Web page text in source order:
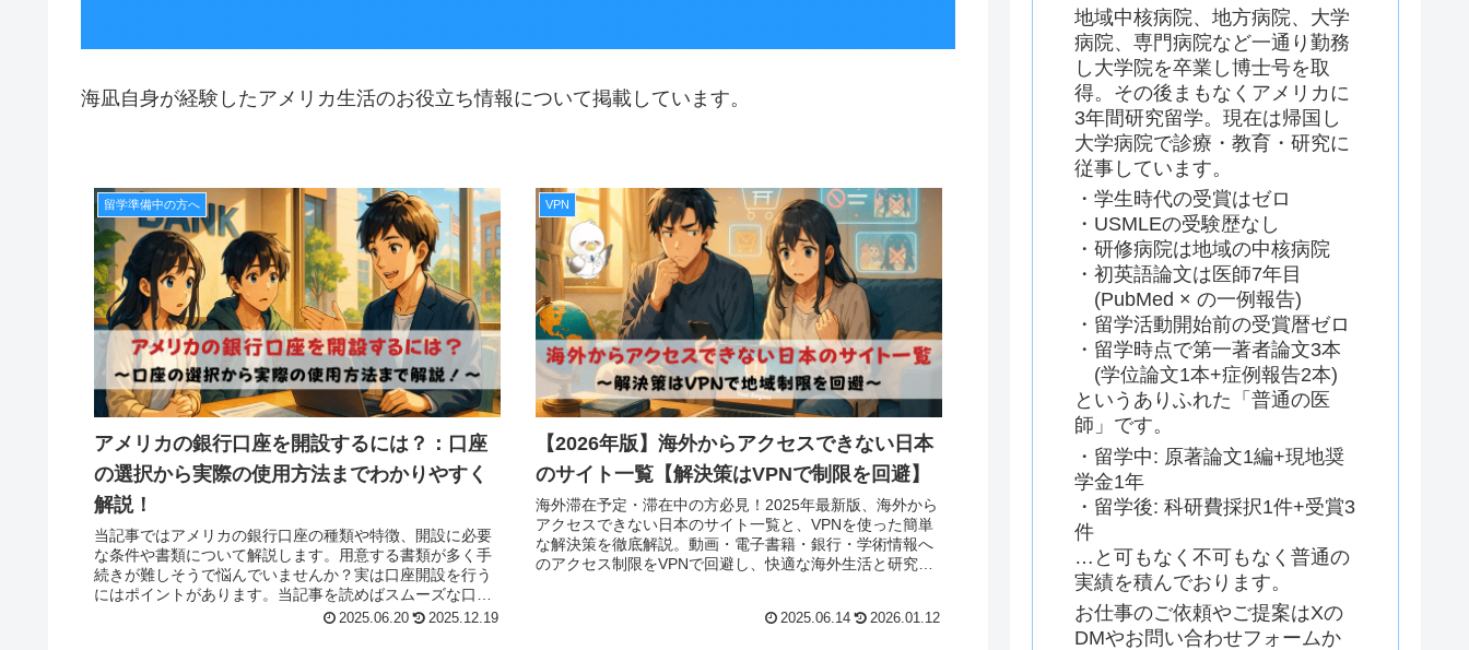
海凪自身が経験したアメリカ生活のお役立ち情報について掲載しています。
留学準備中の方へ
アメリカの銀行口座を開設するには？：口座
の選択から実際の使用方法までわかりやすく
解説！
当記事ではアメリカの銀行口座の種類や特徴、開設に必要
な条件や書類について解説します。用意する書類が多く手
続きが難しそうで悩んでいませんか？実は口座開設を行う
にはポイントがあります。当記事を読めばスムーズな口座
2025.06.20 2025.12.19
VPN
【2026年版】海外からアクセスできない日本
のサイト一覧【解決策はVPNで制限を回避】
海外滞在予定・滞在中の方必見！2025年最新版、海外から
アクセスできない日本のサイト一覧と、VPNを使った簡単
な解決策を徹底解説。動画・電子書籍・銀行・学術情報へ
のアクセス制限をVPNで回避し、快適な海外生活と研究活
2025.06.14 2026.01.12
地域中核病院、地方病院、大学
病院、専門病院など一通り勤務
し大学院を卒業し博士号を取
得。その後まもなくアメリカに
3年間研究留学。現在は帰国し
大学病院で診療・教育・研究に
従事しています。
・学生時代の受賞はゼロ
・USMLEの受験歴なし
・研修病院は地域の中核病院
・初英語論文は医師7年目
(PubMed × の一例報告)
・留学活動開始前の受賞暦ゼロ
・留学時点で第一著者論文3本
(学位論文1本+症例報告2本)
というありふれた「普通の医
師」です。
・留学中: 原著論文1編+現地奨
学金1年
・留学後: 科研費採択1件+受賞3
件
…と可もなく不可もなく普通の
実績を積んでおります。
お仕事のご依頼やご提案はXの
DMやお問い合わせフォームか